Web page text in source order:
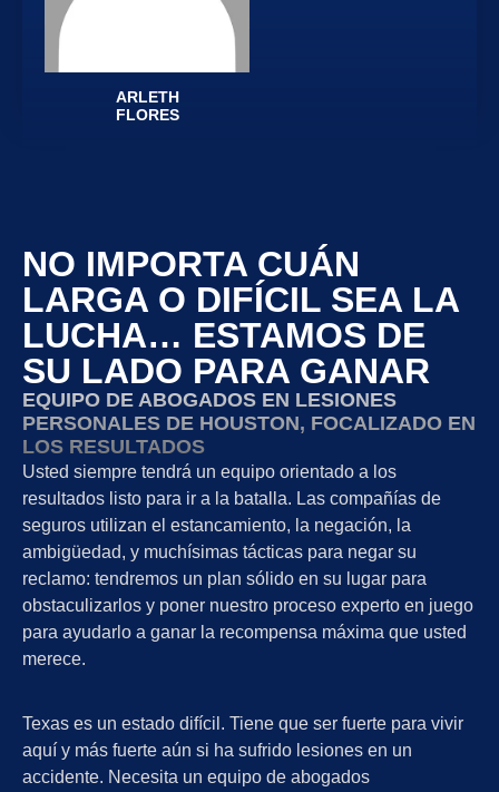
ARLETH
FLORES
NO IMPORTA CUÁN
LARGA O DIFÍCIL SEA LA
LUCHA… ESTAMOS DE
SU LADO PARA GANAR
EQUIPO DE ABOGADOS EN LESIONES
PERSONALES DE HOUSTON, FOCALIZADO EN
LOS RESULTADOS
Usted siempre tendrá un equipo orientado a los
resultados listo para ir a la batalla. Las compañías de
seguros utilizan el estancamiento, la negación, la
ambigüedad, y muchísimas tácticas para negar su
reclamo: tendremos un plan sólido en su lugar para
obstaculizarlos y poner nuestro proceso experto en juego
para ayudarlo a ganar la recompensa máxima que usted
merece.
Texas es un estado difícil. Tiene que ser fuerte para vivir
aquí y más fuerte aún si ha sufrido lesiones en un
accidente. Necesita un equipo de abogados